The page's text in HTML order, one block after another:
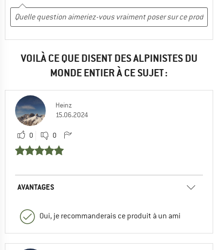
VOILÀ CE QUE DISENT DES ALPINISTES DU
MONDE ENTIER À CE SUJET :
Heinz
15.06.2024
0 0
AVANTAGES
Oui, je recommanderais ce produit à un ami